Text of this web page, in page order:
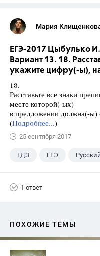
Мария
ЕГЭ-2017 Цыбулько
Вариант 13. 18.
укажите цифру(-ы),
18.
Расставьте все знаки
месте которой(-ых)
в предложении должна(-ы)
(Подробнее...)
25 сентября 2017
ГДЗ ЕГЭ
1 ответ
ПОХОЖИЕ ТЕМЫ